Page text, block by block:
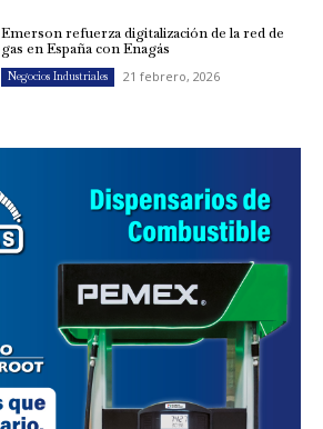
Emerson refuerza digitalización de la red de
gas en España con Enagás
Negocios Industriales 21 febrero, 2026